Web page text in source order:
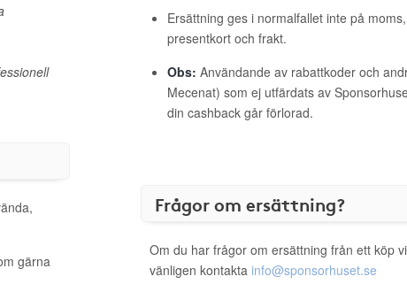
gärna
Ersättning ges i normalfallet inte på
presentkort och frakt.
Obs: Användande av rabattkoder och
Mecenat) som ej utfärdats av
din cashback går förlorad.
Frågor om ersättning?
Om du har frågor om ersättning från ett köp
vänligen kontakta info@sponsorhuset.se